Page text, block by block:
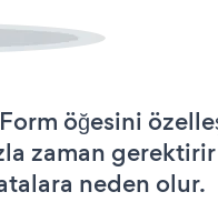
öğesini
zaman gerektirir
neden olur.